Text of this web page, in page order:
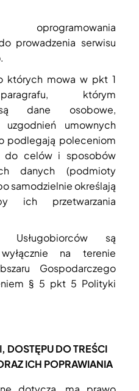
prowadzenia serwisu
których mowa w pkt 1
którym
są dane osobowe,
umownych
podlegają poleceniom
do celów i sposobów
danych (podmioty
samodzielnie określają
ich przetwarzania
Usługobiorców są
na terenie
Gospodarczego
§ 5 pkt 5 Polityki
DOSTĘPU DO TREŚCI
ICH POPRAWIANIA